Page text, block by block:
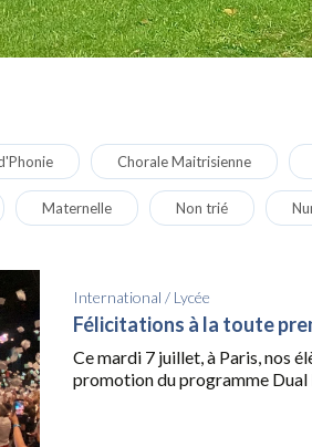
Chorale Maitrisienne
Maternelle Non trié
International / Lycée
Félicitations à la toute
Ce mardi 7 juillet, à Paris, nos
promotion du programme Dual